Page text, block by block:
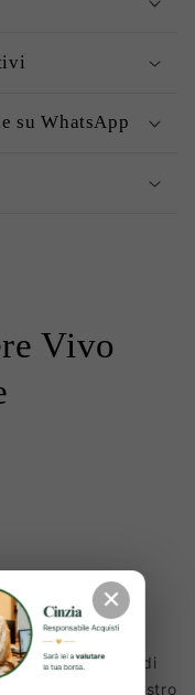
su WhatsApp
Vivo
✔️
una lunga serie di
inserito sul nostro
✕